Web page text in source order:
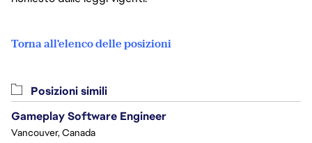
Torna all'elenco delle posizioni
Posizioni simili
Gameplay Software Engineer
Vancouver, Canada